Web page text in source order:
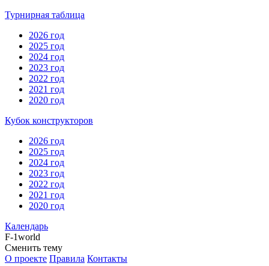
Турнирная таблица
2026 год
2025 год
2024 год
2023 год
2022 год
2021 год
2020 год
Кубок конструкторов
2026 год
2025 год
2024 год
2023 год
2022 год
2021 год
2020 год
Календарь
F-1world
Сменить тему
О проекте Правила Контакты